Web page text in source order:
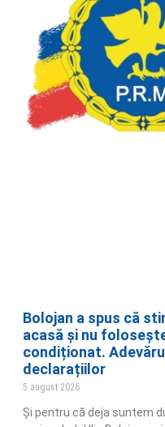
Bolojan a spus că
acasă și nu
condiționat.
declarațiilor
5 august 2026
Și pentru că deja suntem